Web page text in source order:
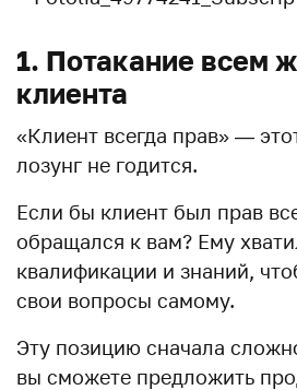
1. Потакание всем
клиента
«Клиент всегда прав» —
лозунг не годится.
Если бы клиент был прав
обращался к вам? Ему
квалификации и знаний,
свои вопросы самому.
Эту позицию сначала
вы сможете предложить